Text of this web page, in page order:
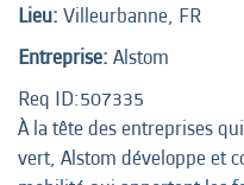
Lieu: Villeurbanne, FR
Entreprise: Alstom
Req ID:507335
À la tête des entreprises
vert, Alstom développe et